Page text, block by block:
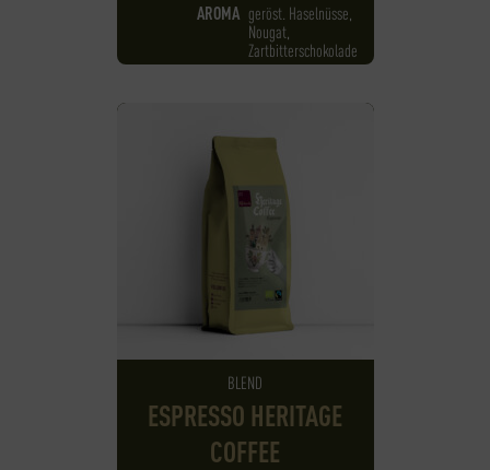
AROMA geröst. Haselnüsse,
Nougat,
Zartbitterschokolade
BLEND
ESPRESSO HERITAGE
COFFEE